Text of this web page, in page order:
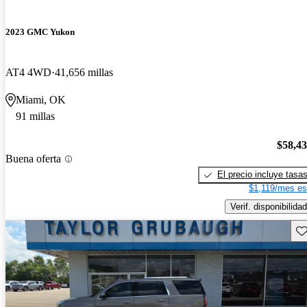
2023 GMC Yukon
AT4 4WD 41,656 millas
Miami, OK
91 millas
Buena oferta
El precio incluye tasas
$1,119/mes
Verif. disponibilidad